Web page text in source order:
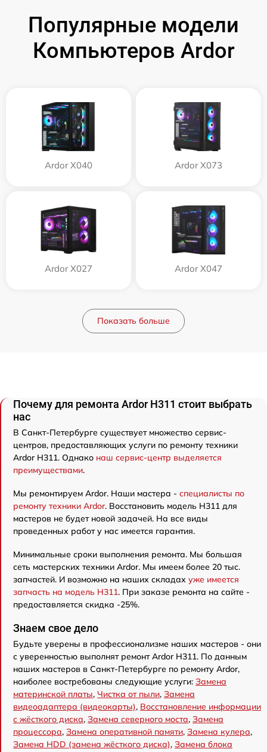
Популярные модели
Компьютеров Ardor
Ardor X040 Ardor X073
Ardor X027 Ardor X047
Показать больше
Почему для ремонта Ardor H311 стоит выбрать
нас
В Санкт-Петербурге существует множество сервис-
центров, предоставляющих услуги по ремонту техники
Ardor H311. Однако наш сервис-центр выделяется
преимуществами.
Мы ремонтируем Ardor. Наши мастера - специалисты по
ремонту техники Ardor. Восстановить модель H311 для
мастеров не будет новой задачей. На все виды
проведенных работ у нас имеется гарантия.
Минимальные сроки выполнения ремонта. Мы большая
сеть мастерских техники Ardor. Мы имеем более 20 тыс.
запчастей. И возможно на наших складах уже имеется
запчасть на модель H311. При заказе ремонта на сайте -
предоставляется скидка -25%.
Знаем свое дело
Будьте уверены в профессионализме наших мастеров - они
с уверенностью выполнят ремонт Ardor H311. По данным
наших мастеров в Санкт-Петербурге по ремонту Ardor,
наиболее востребованы следующие услуги: Замена
материнской платы, Чистка от пыли, Замена
видеоадаптера (видеокарты), Восстановление информации
с жёсткого диска, Замена северного моста, Замена
процессора, Замена оперативной памяти, Замена кулера,
Замена HDD (замена жёсткого диска), Замена блока